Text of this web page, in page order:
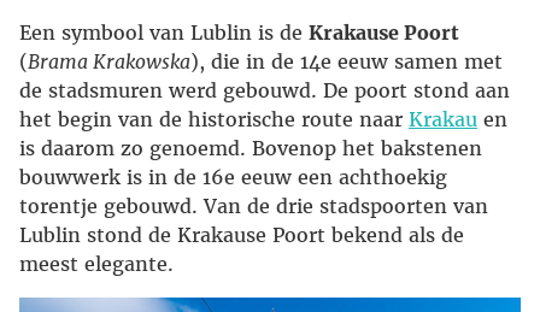
Een symbool van Lublin is de Krakause Poort
(Brama Krakowska), die in de 14e eeuw samen met
de stadsmuren werd gebouwd. De poort stond aan
het begin van de historische route naar Krakau en
is daarom zo genoemd. Bovenop het bakstenen
bouwwerk is in de 16e eeuw een achthoekig
torentje gebouwd. Van de drie stadspoorten van
Lublin stond de Krakause Poort bekend als de
meest elegante.